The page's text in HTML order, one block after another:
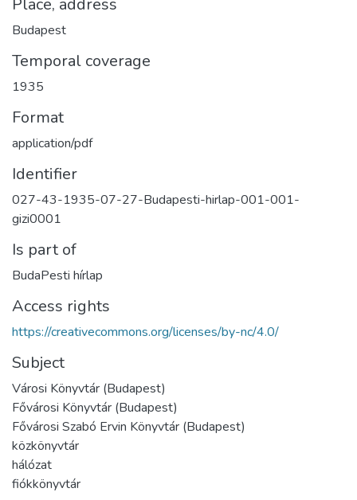
Place, address
Budapest
Temporal coverage
1935
Format
application/pdf
Identifier
027-43-1935-07-27-Budapesti-hirlap-001-001-
gizi0001
Is part of
BudaPesti hírlap
Access rights
https://creativecommons.org/licenses/by-nc/4.0/
Subject
Városi Könyvtár (Budapest)
Fővárosi Könyvtár (Budapest)
Fővárosi Szabó Ervin Könyvtár (Budapest)
közkönyvtár
hálózat
fiókkönyvtár